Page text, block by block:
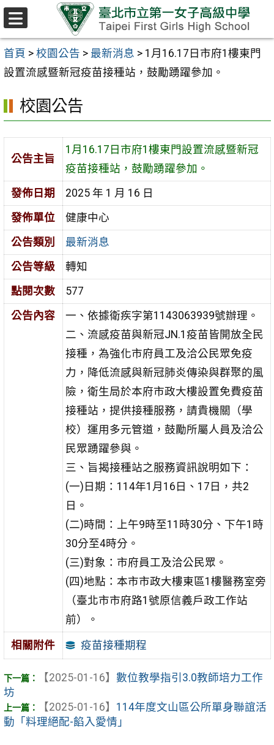
跳至主要內容區
首頁 > 校園公告 > 最新消息 > 1月16.17日市府1樓東門
設置流感暨新冠疫苗接種站，鼓勵踴躍參加。
校園公告
公告主旨
1月16.17日市府1樓東門設置流感暨新冠
疫苗接種站，鼓勵踴躍參加。
發佈日期
2025 年 1 月 16 日
發佈單位
健康中心
公告類別
最新消息
公告等級
轉知
點閱次數
577
公告內容
一、依據衛疾字第1143063939號辦理。
二、流感疫苗與新冠JN.1疫苗皆開放全民
接種，為強化市府員工及洽公民眾免疫
力，降低流感與新冠肺炎傳染與群聚的風
險，衛生局於本府市政大樓設置免費疫苗
接種站，提供接種服務，請貴機關（學
校）運用多元管道，鼓勵所屬人員及洽公
民眾踴躍參與。
三、旨揭接種站之服務資訊說明如下：
(一)日期：114年1月16日、17日，共2
日。
(二)時間：上午9時至11時30分、下午1時
30分至4時分。
(三)對象：市府員工及洽公民眾。
(四)地點：本市市政大樓東區1樓醫務室旁
（臺北市市府路1號原信義戶政工作站
前）。
相關附件 疫苗接種期程
【2025-01-16】 數位教學指引3.0教師培力工作
坊
【2025-01-16】 114年度文山區公所單身聯誼活
動「料理絕配-餡入愛情」
選
單